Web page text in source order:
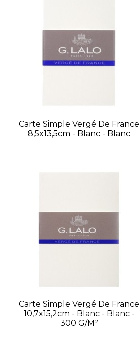
Carte Simple Vergé De France
8,5x13,5cm - Blanc - Blanc
Carte Simple Vergé De France
10,7x15,2cm - Blanc - Blanc -
300 G/m²